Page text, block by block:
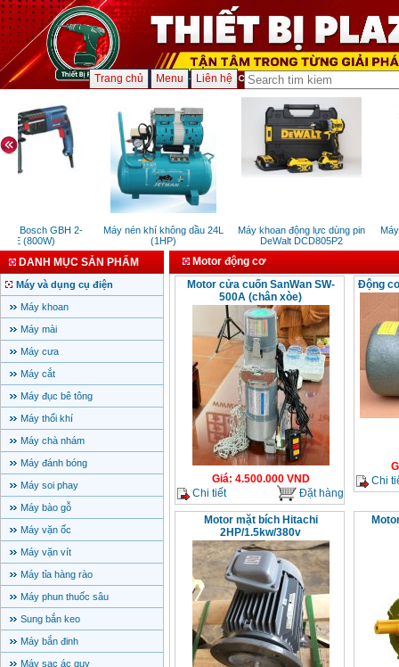
Trang chủ Menu Liên hệ
Bosch GBH 2-
(800W)
Máy nén khí không dầu 24L
(1HP)
Máy khoan động lực dùng pin
DeWalt DCD805P2
DANH MỤC SẢN PHẨM
Máy và dụng cụ điện
Máy khoan
Máy mài
Máy cưa
Máy cắt
Máy đục bê tông
Máy thổi khí
Máy chà nhám
Máy đánh bóng
Máy soi phay
Máy bào gỗ
Máy vặn ốc
Máy vặn vít
Máy tỉa hàng rào
Máy phun thuốc sâu
Sung bắn keo
Máy bắn đinh
Máy sạc ác quy
Motor động cơ
Motor cửa cuốn SanWan SW-
500A (chân xòe)
Giá: 4.500.000VND
Chi tiết
Đặt hàng
Động
Chi
Motor mặt bích Hitachi
2HP/1.5kw/380v